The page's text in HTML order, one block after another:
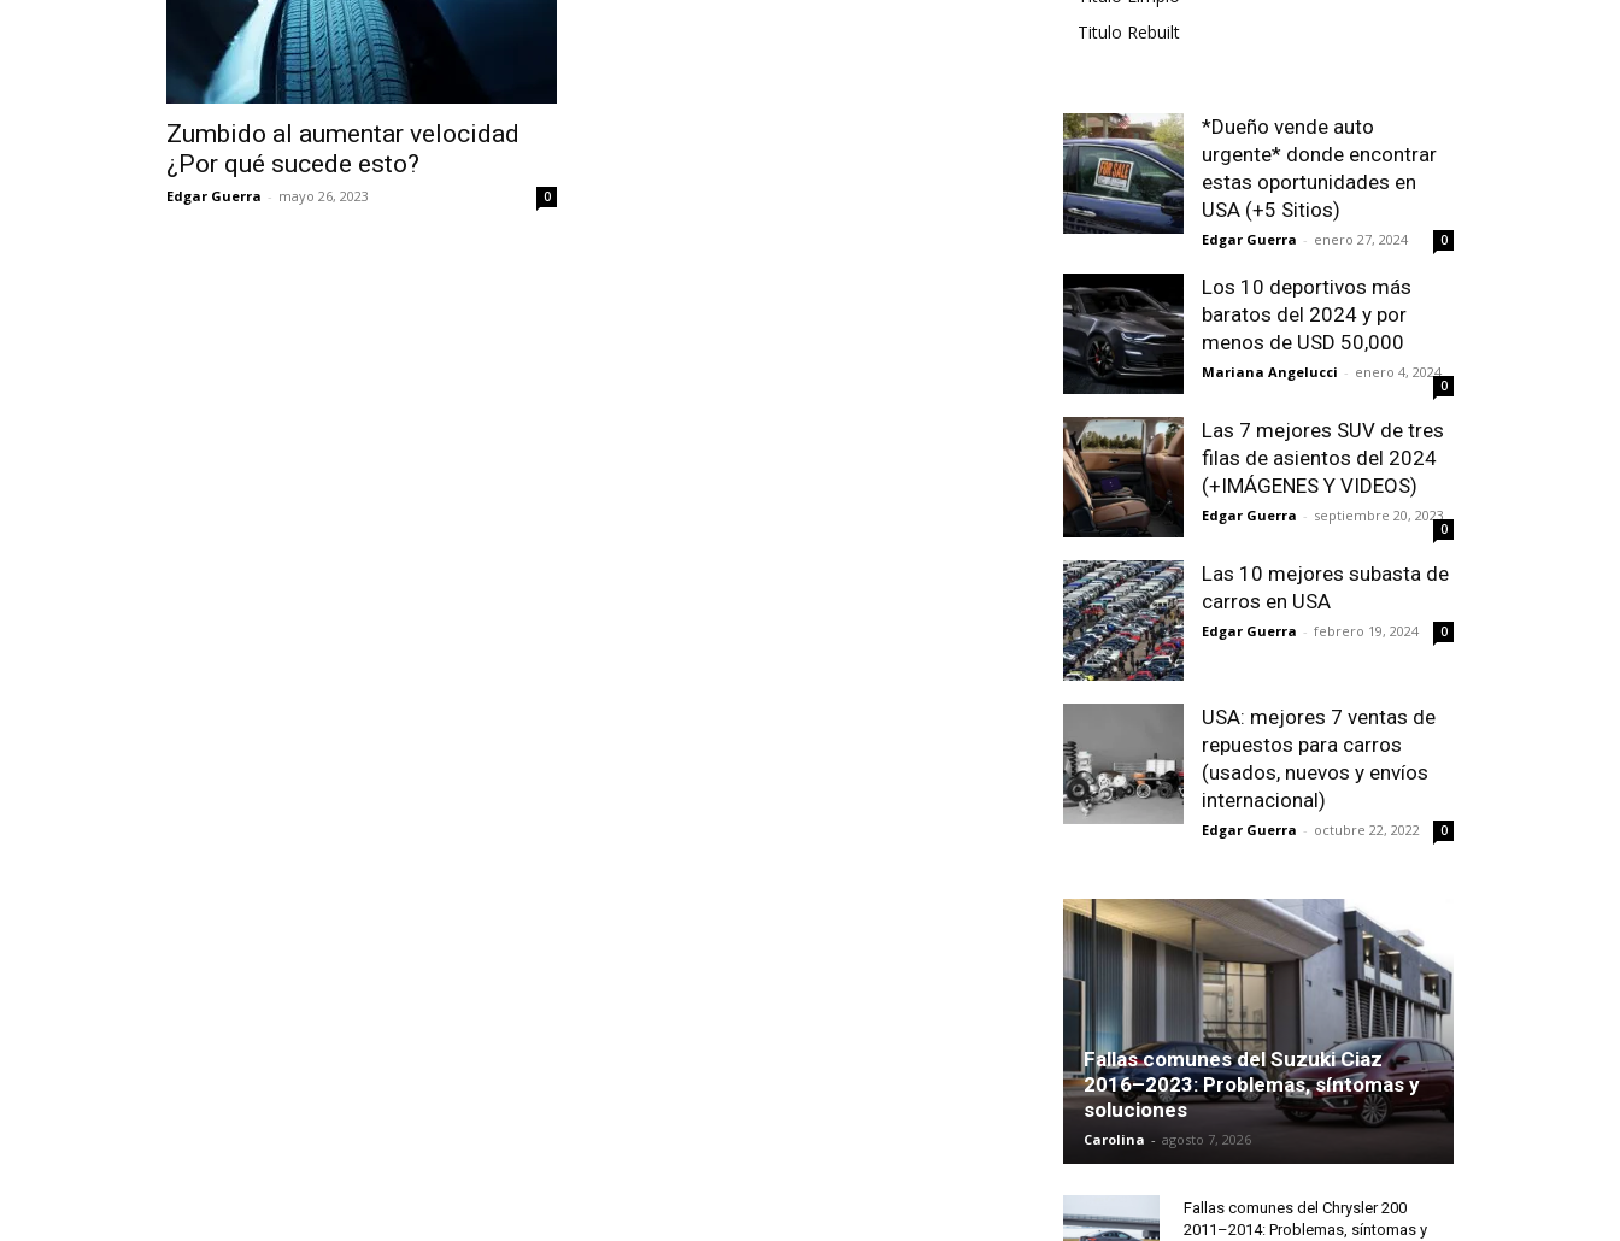
Zumbido al aumentar velocidad
¿Por qué sucede esto?
Edgar Guerra - mayo 26, 2023 0
Titulo Rebuilt
*Dueño vende auto
urgente* donde encontrar
estas oportunidades en
USA (+5 Sitios)
Edgar Guerra - enero 27, 2024 0
Los 10 deportivos más
baratos del 2024 y por
menos de USD 50,000
Mariana Angelucci - enero 4, 2024
0
Las 7 mejores SUV de tres
filas de asientos del 2024
(+IMÁGENES Y VIDEOS)
Edgar Guerra - septiembre 20, 2023
0
Las 10 mejores subasta de
carros en USA
Edgar Guerra - febrero 19, 2024 0
USA: mejores 7 ventas de
repuestos para carros
(usados, nuevos y envíos
internacional)
Edgar Guerra - octubre 22, 2022 0
Fallas comunes del Suzuki Ciaz
2016–2023: Problemas, síntomas y
soluciones
Carolina - agosto 7, 2026
Fallas comunes del Chrysler 200
2011–2014: Problemas, síntomas y